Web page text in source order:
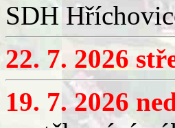
SDH
22. 7. 2026
19. 7. 2026